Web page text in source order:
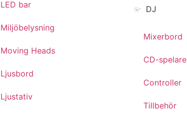
LED bar
Miljöbelysning
Moving Heads
Ljusbord
Ljustativ
DJ
Mixerbord
CD-spelare
Controller
Tillbehör